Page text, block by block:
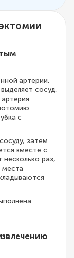
артерии.
сосуд,
с
затем
вместе с
раз,
места